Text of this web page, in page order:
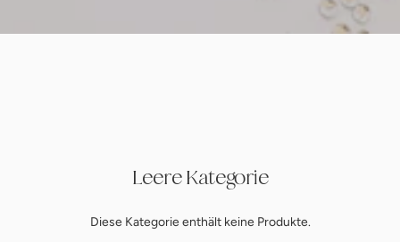
Leere Kategorie
Diese Kategorie enthält keine Produkte.